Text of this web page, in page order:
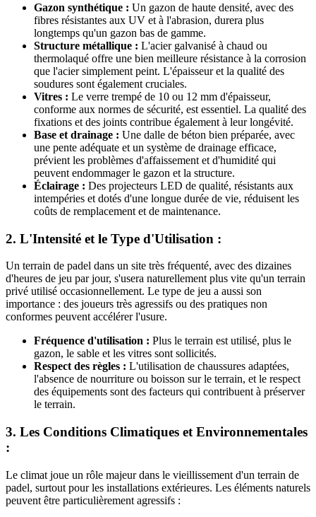
Gazon synthétique : Un gazon de haute densité, avec des
fibres résistantes aux UV et à l'abrasion, durera plus
longtemps qu'un gazon bas de gamme.
Structure métallique : L'acier galvanisé à chaud ou
thermolaqué offre une bien meilleure résistance à la corrosion
que l'acier simplement peint. L'épaisseur et la qualité des
soudures sont également cruciales.
Vitres : Le verre trempé de 10 ou 12 mm d'épaisseur,
conforme aux normes de sécurité, est essentiel. La qualité des
fixations et des joints contribue également à leur longévité.
Base et drainage : Une dalle de béton bien préparée, avec
une pente adéquate et un système de drainage efficace,
prévient les problèmes d'affaissement et d'humidité qui
peuvent endommager le gazon et la structure.
Éclairage : Des projecteurs LED de qualité, résistants aux
intempéries et dotés d'une longue durée de vie, réduisent les
coûts de remplacement et de maintenance.
2. L'Intensité et le Type d'Utilisation :
Un terrain de padel dans un site très fréquenté, avec des dizaines
d'heures de jeu par jour, s'usera naturellement plus vite qu'un terrain
privé utilisé occasionnellement. Le type de jeu a aussi son
importance : des joueurs très agressifs ou des pratiques non
conformes peuvent accélérer l'usure.
Fréquence d'utilisation : Plus le terrain est utilisé, plus le
gazon, le sable et les vitres sont sollicités.
Respect des règles : L'utilisation de chaussures adaptées,
l'absence de nourriture ou boisson sur le terrain, et le respect
des équipements sont des facteurs qui contribuent à préserver
le terrain.
3. Les Conditions Climatiques et Environnementales
:
Le climat joue un rôle majeur dans le vieillissement d'un terrain de
padel, surtout pour les installations extérieures. Les éléments naturels
peuvent être particulièrement agressifs :